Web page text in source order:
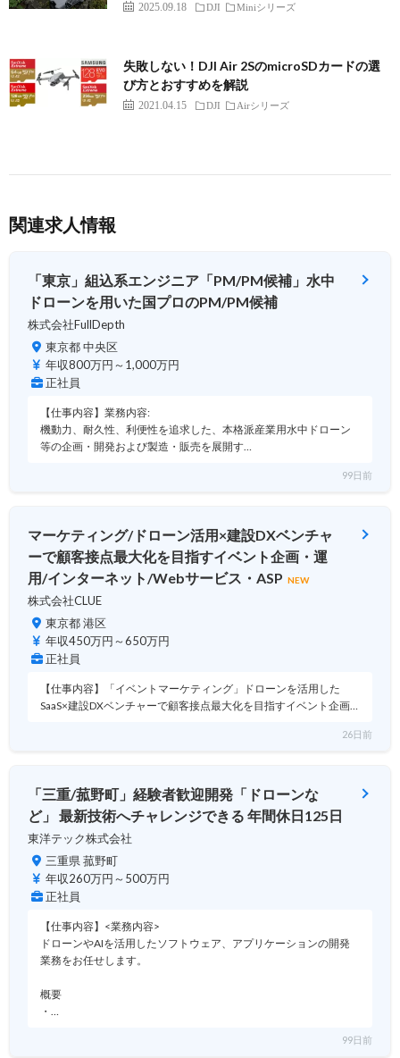
2025.09.18 DJI Miniシリーズ
失敗しない！DJI Air 2SのmicroSDカードの選
び方とおすすめを解説
2021.04.15 DJI Airシリーズ
関連求人情報
「東京」組込系エンジニア「PM/PM候補」水中
ドローンを用いた国プロのPM/PM候補
株式会社FullDepth
東京都 中央区
年収800万円～1,000万円
正社員
【仕事内容】業務内容:
機動力、耐久性、利便性を追求した、本格派産業用水中ドローン
等の企画・開発および製造・販売を展開す…
99日前
マーケティング/ドローン活用×建設DXベンチャ
ーで顧客接点最大化を目指すイベント企画・運
用/インターネット/Webサービス・ASP NEW
株式会社CLUE
東京都 港区
年収450万円～650万円
正社員
【仕事内容】「イベントマーケティング」ドローンを活用した
SaaS×建設DXベンチャーで顧客接点最大化を目指すイベント企画…
26日前
「三重/菰野町」経験者歓迎開発「ドローンな
ど」 最新技術へチャレンジできる 年間休日125日
東洋テック株式会社
三重県 菰野町
年収260万円～500万円
正社員
【仕事内容】<業務内容>
ドローンやAIを活用したソフトウェア、アプリケーションの開発
業務をお任せします。
概要
・…
99日前